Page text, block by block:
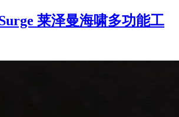
莱泽曼海啸多功能工